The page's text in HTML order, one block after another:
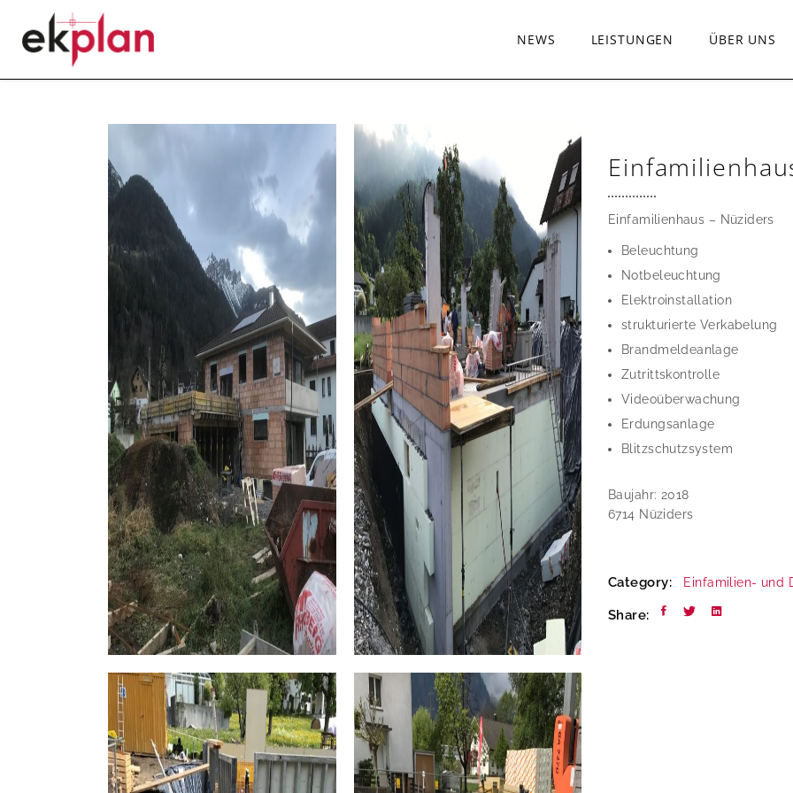
NEWS LEISTUNGEN ÜBER UNS
Einfamilienhaus – Nüziders
Beleuchtung
Notbeleuchtung
Elektroinstallation
strukturierte Verkabelung
Brandmeldeanlage
Zutrittskontrolle
Videoüberwachung
Erdungsanlage
Blitzschutzsystem
Baujahr: 2018
6714 Nüziders
Category: Einfamilien- und
Share: